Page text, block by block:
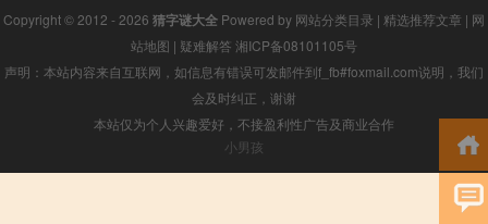
Copyright © 2012 - 2026 猜字谜大全 Powered by 网站分类目录 | 精选推荐文章 | 网
站地图 | 疑难解答 湘ICP备08101105号
声明：本站内容来自互联网，如信息有错误可发邮件到f_fb#foxmail.com说明，我们
会及时纠正，谢谢
本站仅为个人兴趣爱好，不接盈利性广告及商业合作
小男孩